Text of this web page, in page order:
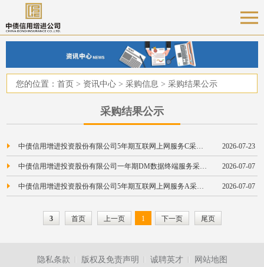
您的位置：首页 > 资讯中心 >采购信息 >采购结果公示
采购结果公示
2026-07-23
中债信用增进投资股份有限公司5年期互联网上网服务C采购项目
2026-07-07
中债信用增进投资股份有限公司一年期DM数据终端服务采购项目
2026-07-07
中债信用增进投资股份有限公司5年期互联网上网服务A采购项目
3 首页 上一页 1 下一页 尾页
隐私条款 版权及免责声明 诚聘英才 网站地图